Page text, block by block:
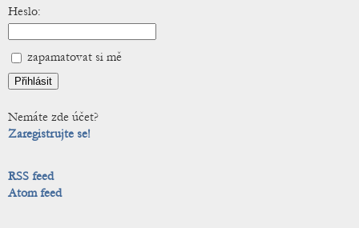
Heslo:
zapamatovat si mě
Nemáte zde účet?
Zaregistrujte se!
RSS feed
Atom feed